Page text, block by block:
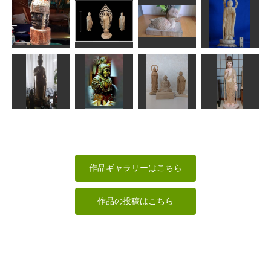
金魚
MINI
仏像
茶々丸
雲中供養菩薩
像
童文殊
Issay
マヤの人
sigesama
阿弥陀如来
shadow
悠遊的丑鴨
kevin wang
地蔵菩薩像
ta-chann
広目天 仏像
作品ギャラリーはこちら
作品の投稿はこちら